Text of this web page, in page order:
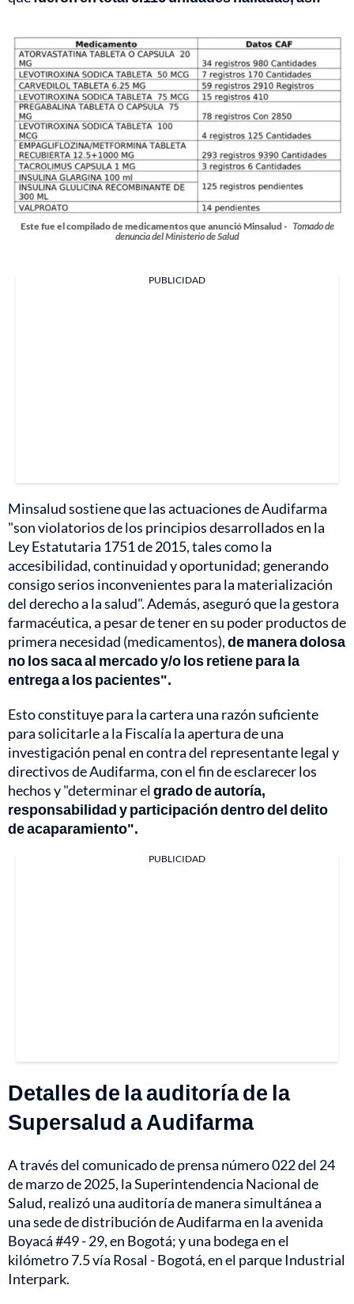
Este fue el compilado de medicamentos que anunció Minsalud - Tomado de
denuncia del Ministerio de Salud
PUBLICIDAD
Minsalud sostiene que las actuaciones de Audifarma
"son violatorios de los principios desarrollados en la
Ley Estatutaria 1751 de 2015, tales como la
accesibilidad, continuidad y oportunidad; generando
consigo serios inconvenientes para la materialización
del derecho a la salud". Además, aseguró que la gestora
farmacéutica, a pesar de tener en su poder productos de
primera necesidad (medicamentos),de manera dolosa
no los saca al mercado y/o los retiene para la
entrega a los pacientes".
Esto constituye para la cartera una razón suficiente
para solicitarle a la Fiscalía la apertura de una
investigación penal en contra del representante legal y
directivos de Audifarma, con el fin de esclarecer los
hechos y "determinar elgrado de autoría,
responsabilidad y participación dentro del delito
de acaparamiento".
PUBLICIDAD
Detalles de la auditoría de la
Supersalud a Audifarma
A través del comunicado de prensa número 022 del 24
de marzo de 2025, la Superintendencia Nacional de
Salud, realizó una auditoría de manera simultánea a
una sede de distribución de Audifarma en la avenida
Boyacá #49 - 29, en Bogotá; y una bodega en el
kilómetro 7.5 vía Rosal - Bogotá, en el parque Industrial
Interpark.